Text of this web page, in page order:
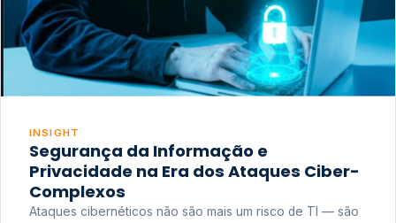
INSIGHT
Segurança da Informação e
Privacidade na Era dos Ataques Ciber-
Complexos
Ataques cibernéticos não são mais um risco de TI — são